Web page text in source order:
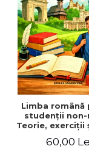
ADMINISTRATIVE
ȘTIINȚE
ȘTIINȚE EXACTE
EDUCAȚIE FIZICĂ
TIMP LIBER
ÎN CURS DE
NOUTĂȚI
PACHETE DE
Cum Cumpăr
Livrare
Politica de Retur
Formular de Retur
Distribuitori
Limba română
studenţii non-
Teorie, exerciţii
60,00